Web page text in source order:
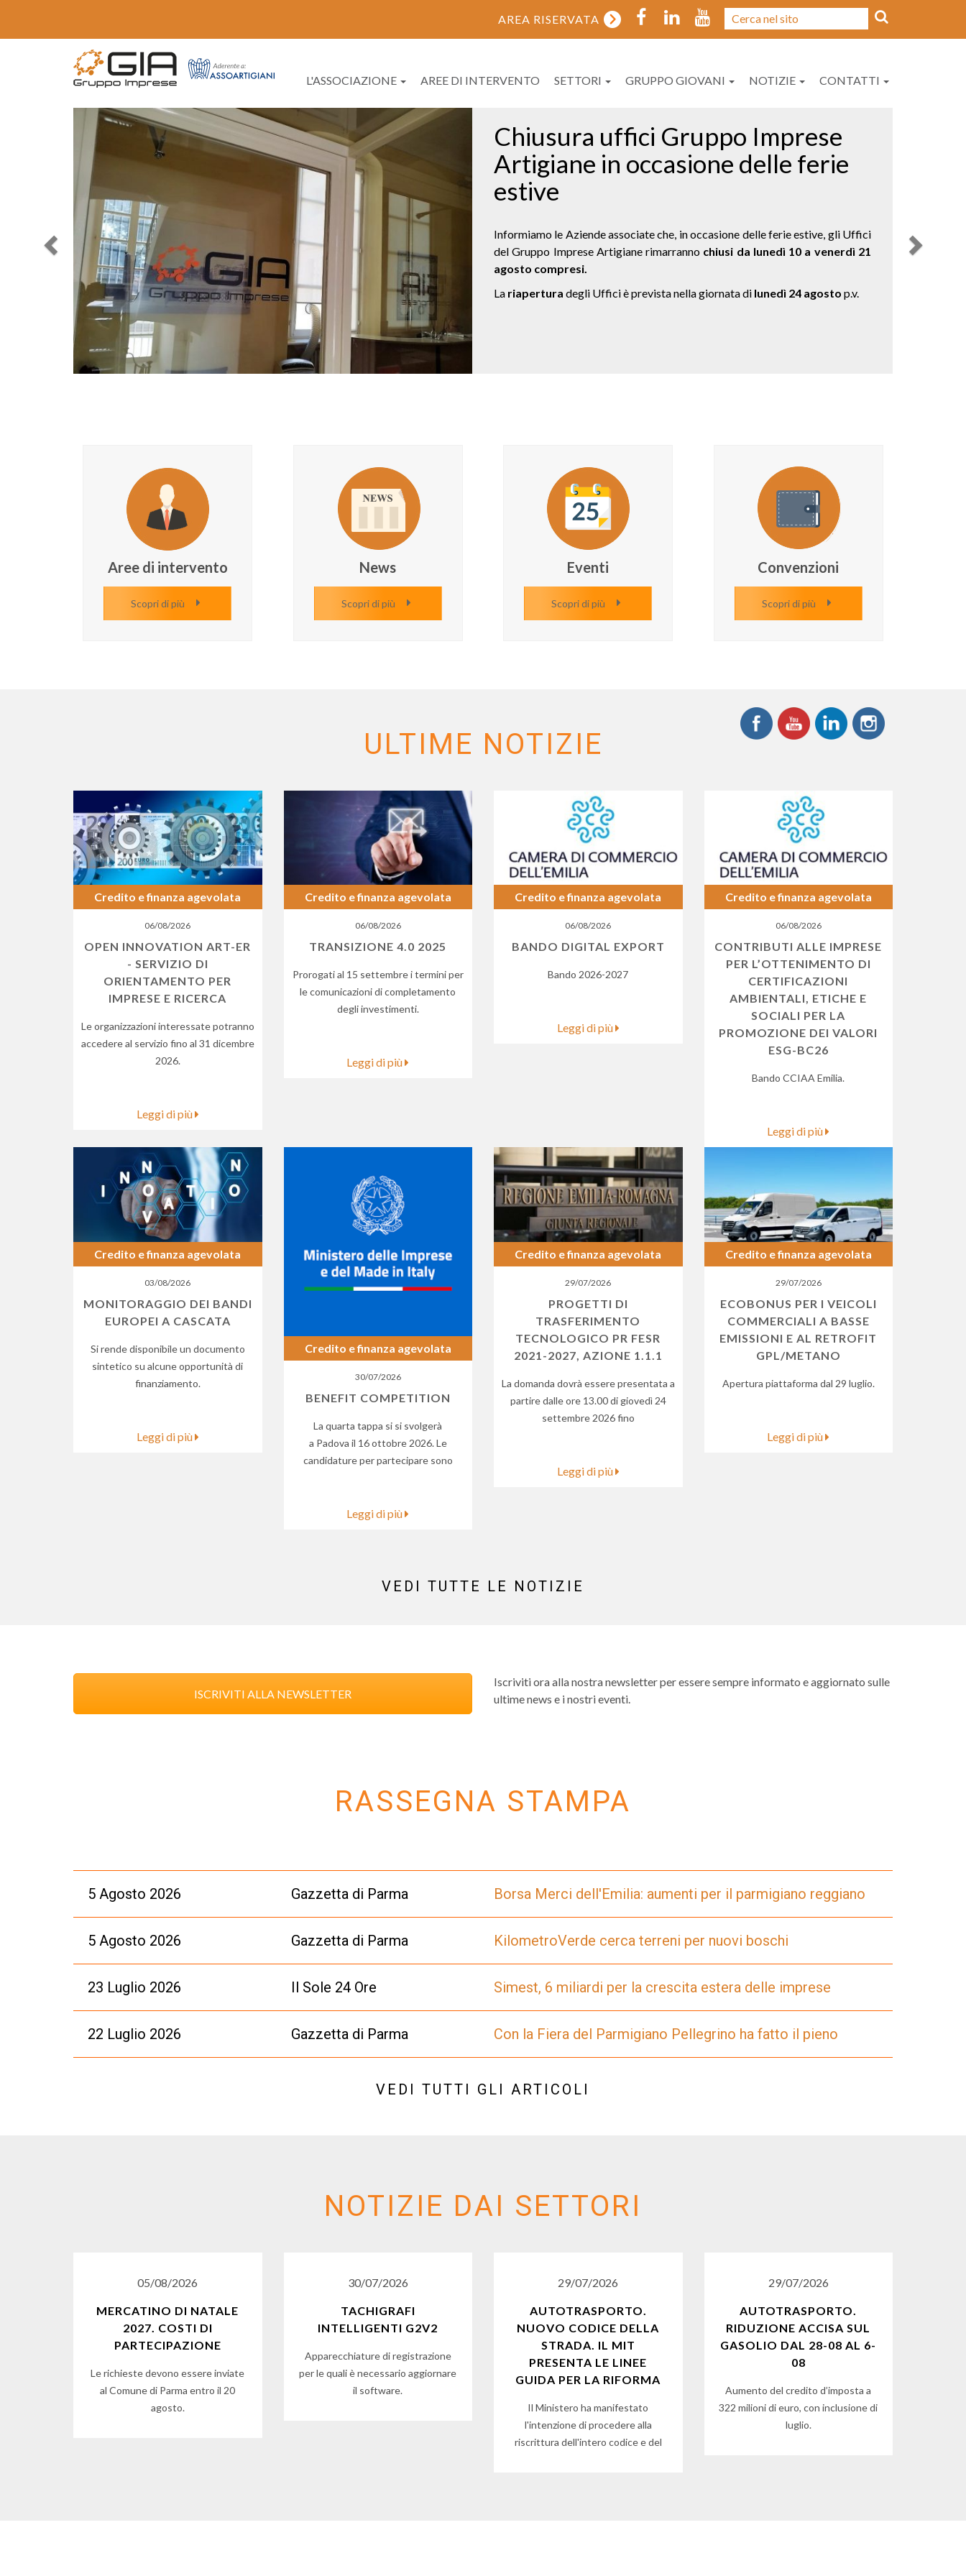
AREA RISERVATA
L'ASSOCIAZIONE AREE DI INTERVENTO SETTORI GRUPPO GIOVANI NOTIZIE CONTATTI
Call to action Gruppo Giovani GIA
La mission del Gruppo Giovani è preparare le nuove risorse dell’imprenditoria
ad affrontare, con maggiori competenze e consapevolezza, il proprio ruolo in
contesto socio-economico in continua evoluzione.
L’invito a far parte del Gruppo non ha alcun costo ed è rivolto ai Giovani
Imprenditori, figli di imprenditori o direttamente soci, di imprese iscritte al
Invitiamo quindi gli imprenditori, o eventualmente gli stessi figli,
Previous
Aree di intervento
Scopri di più
News
Scopri di più
Eventi
Scopri di più
Convenzioni
Scopri di più
ULTIME NOTIZIE
Credito e finanza agevolata
06/08/2026
OPEN INNOVATION ART-ER
- SERVIZIO DI
ORIENTAMENTO PER
IMPRESE E RICERCA
Le organizzazioni interessate potranno
accedere al servizio fino al 31 dicembre
2026.
Leggi di più
Credito e finanza agevolata
06/08/2026
TRANSIZIONE 4.0 2025
Prorogati al 15 settembre i termini per
le comunicazioni di completamento
degli investimenti.
Leggi di più
Credito e finanza agevolata
06/08/2026
BANDO DIGITAL EXPORT
Bando 2026-2027
Leggi di più
Credito e finanza agevolata
06/08/2026
CONTRIBUTI ALLE IMPRESE
PER L’OTTENIMENTO DI
CERTIFICAZIONI
AMBIENTALI, ETICHE E
SOCIALI PER LA
PROMOZIONE DEI VALORI
ESG-BC26
Bando CCIAA Emilia.
Leggi di più
Credito e finanza agevolata
03/08/2026
MONITORAGGIO DEI BANDI
EUROPEI A CASCATA
Si rende disponibile un documento
sintetico su alcune opportunità di
finanziamento.
Leggi di più
Credito e finanza agevolata
30/07/2026
BENEFIT COMPETITION
La quarta tappa si si svolgerà
a Padova il 16 ottobre 2026. Le
candidature per partecipare sono
Leggi di più
Credito e finanza agevolata
29/07/2026
PROGETTI DI
TRASFERIMENTO
TECNOLOGICO PR FESR
2021-2027, AZIONE 1.1.1
La domanda dovrà essere presentata a
partire dalle ore 13.00 di giovedì 24
settembre 2026 fino
Leggi di più
Credito e finanza agevolata
29/07/2026
ECOBONUS PER I VEICOLI
COMMERCIALI A BASSE
EMISSIONI E AL RETROFIT
GPL/METANO
Apertura piattaforma dal 29 luglio.
Leggi di più
VEDI TUTTE LE NOTIZIE
ISCRIVITI ALLA NEWSLETTER
Iscriviti ora alla nostra newsletter per essere sempre informato e aggiornato sulle
ultime news e i nostri eventi.
RASSEGNA STAMPA
5 Agosto 2026 Gazzetta di Parma Borsa Merci dell'Emilia: aumenti per il parmigiano reggiano
5 Agosto 2026 Gazzetta di Parma KilometroVerde cerca terreni per nuovi boschi
23 Luglio 2026 Il Sole 24 Ore Simest, 6 miliardi per la crescita estera delle imprese
22 Luglio 2026 Gazzetta di Parma Con la Fiera del Parmigiano Pellegrino ha fatto il pieno
VEDI TUTTI GLI ARTICOLI
NOTIZIE DAI SETTORI
05/08/2026
MERCATINO DI NATALE
2027. COSTI DI
PARTECIPAZIONE
Le richieste devono essere inviate
al Comune di Parma entro il 20
agosto.
30/07/2026
TACHIGRAFI
INTELLIGENTI G2V2
Apparecchiature di registrazione
per le quali è necessario aggiornare
il software.
29/07/2026
AUTOTRASPORTO.
NUOVO CODICE DELLA
STRADA. IL MIT
PRESENTA LE LINEE
GUIDA PER LA RIFORMA
Il Ministero ha manifestato
l'intenzione di procedere alla
riscrittura dell'intero codice e del
29/07/2026
AUTOTRASPORTO.
RIDUZIONE ACCISA SUL
GASOLIO DAL 28-08 AL 6-
08
Aumento del credito d’imposta a
322 milioni di euro, con inclusione di
luglio.